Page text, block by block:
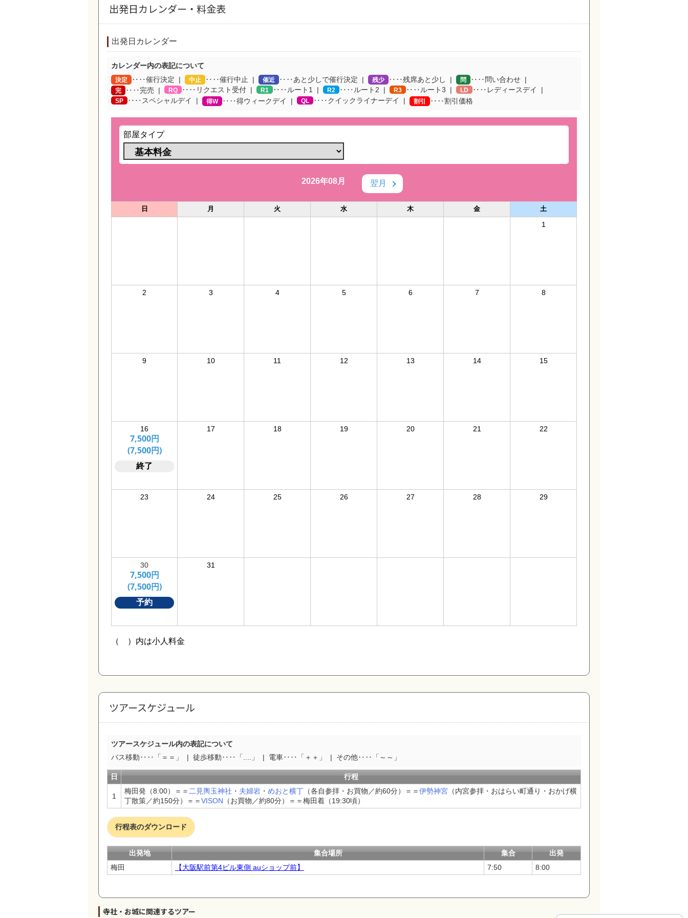
出発日カレンダー・料金表
出発日カレンダー
カレンダー内の表記について
決定 ‥‥催行決定 中止 ‥‥催行中止 催近 ‥‥あと少しで催行決定 残少 ‥‥残席あと少し 問 ‥‥問い合わせ
完 ‥‥完売 RQ ‥‥リクエスト受付 R1 ‥‥ルート1 R2 ‥‥ルート2 R3 ‥‥ルート3 LD ‥‥レディースデイ
SP ‥‥スペシャルデイ 得W ‥‥得ウィークデイ QL ‥‥クイックライナーデイ 割引 ‥‥割引価格
ツアースケジュール
ツアースケジュール内の表記について
バス移動‥‥「＝＝」 徒歩移動‥‥「....」 電車‥‥「＋＋」 その他‥‥「～～」
日 行程
1
梅田発（8:00）＝＝二見輿玉神社 ・ 夫婦岩 ・ めおと横丁 （各自参拝・お買物／約60分）＝＝伊勢神宮 （内宮参拝・おはらい町通り・おかげ横
丁散策／約150分）＝＝VISON （お買物／約80分）＝＝梅田着（19:30頃）
行程表のダウンロード
出発地 集合場所 集合
出発
梅田
【大阪駅前第4ビル東側 auショップ前】 7:50 8:00
寺社・お城に関連するツアー